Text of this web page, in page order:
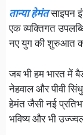
तान्या हेमंतसाइपन
एक व्यक्तिगत
नए युग की शुरुआत
जब भी हम भारत में
नेहवाल और पीवी
हेमंत जैसी नई
भविष्य और भी